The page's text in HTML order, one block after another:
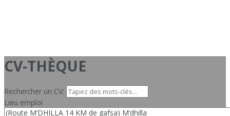
CV-THÈQUE
Rechercher un CV:
Lieu emploi